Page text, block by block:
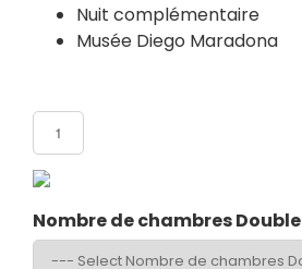
Nuit complémentaire
Musée Diego Maradona
Nombre de chambres Double